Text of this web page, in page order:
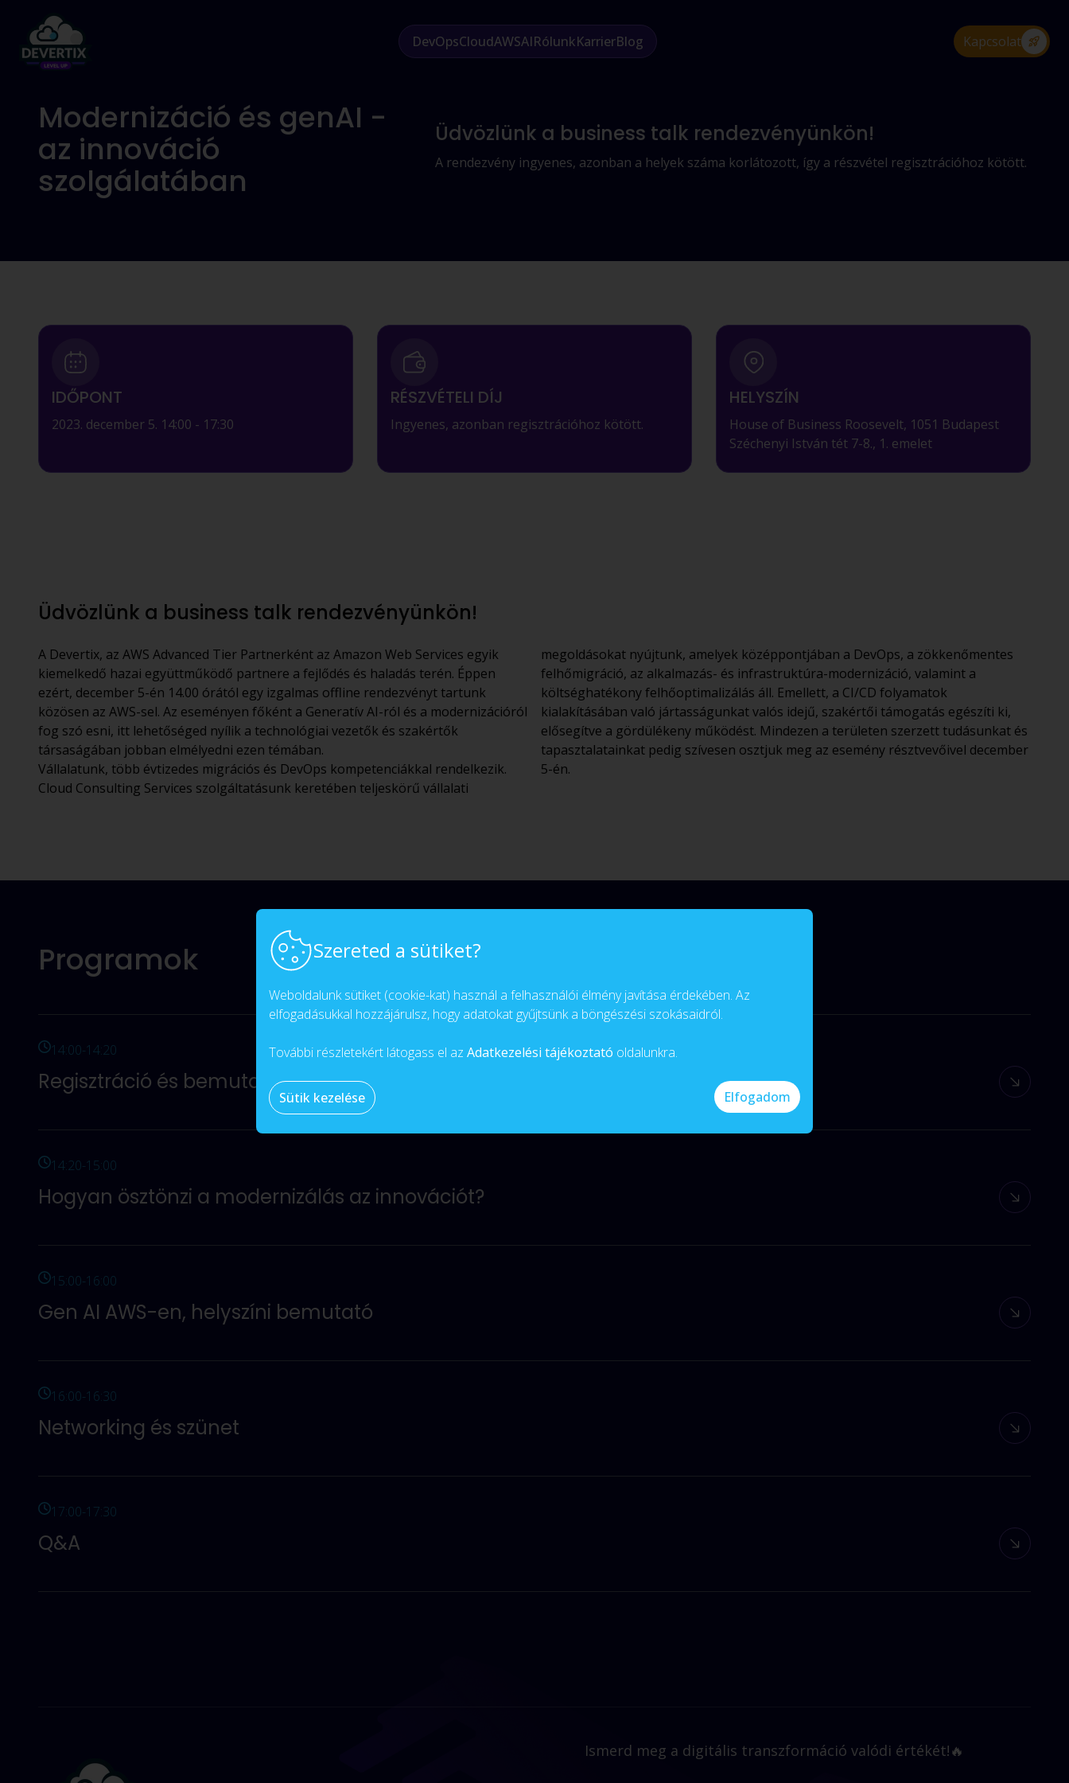
Kapcsolat
DevOpsCloudAWSAIRólunkKarrierBlog
Modernizáció és genAI -
az innováció
szolgálatában
Üdvözlünk a business talk rendezvényünkön!
A rendezvény ingyenes, azonban a helyek száma korlátozott, így a részvétel regisztrációhoz kötött.
IDŐPONT
2023. december 5. 14:00 - 17:30
RÉSZVÉTELI DÍJ
Ingyenes, azonban regisztrációhoz kötött.
HELYSZÍN
House of Business Roosevelt, 1051 Budapest
Széchenyi István tét 7-8., 1. emelet
Üdvözlünk a business talk rendezvényünkön!
A Devertix, az AWS Advanced Tier Partnerként az Amazon Web Services egyik
kiemelkedő hazai együttműködő partnere a fejlődés és haladás terén. Éppen
ezért, december 5-én 14.00 órától egy izgalmas offline rendezvényt tartunk
közösen az AWS-sel. Az eseményen főként a Generatív AI-ról és a modernizációról
fog szó esni, itt lehetőséged nyílik a technológiai vezetők és szakértők
társaságában jobban elmélyedni ezen témában.
Vállalatunk, több évtizedes migrációs és DevOps kompetenciákkal rendelkezik.
Cloud Consulting Services szolgáltatásunk keretében teljeskörű vállalati
megoldásokat nyújtunk, amelyek középpontjában a DevOps, a zökkenőmentes
felhőmigráció, az alkalmazás- és infrastruktúra-modernizáció, valamint a
költséghatékony felhőoptimalizálás áll. Emellett, a CI/CD folyamatok
kialakításában való jártasságunkat valós idejű, szakértői támogatás egészíti ki,
elősegítve a gördülékeny működést. Mindezen a területen szerzett tudásunkat és
tapasztalatainkat pedig szívesen osztjuk meg az esemény résztvevőivel december
5-én.
Programok
14:00-14:20
Regisztráció és bemutatkozás
Az AWS és Devertix rövid bemutatkozója, a nap témáinak és céljainak áttekintése.
14:20-15:00
Hogyan ösztönzi a modernizálás az innovációt?
az új technológiák bevezetése iránt. Az innováció hiányának igen súlyos ára lehet - ezzel azt kockázatjuk, hogy lemaradunk a folyamatosan megújuló
15:00-16:00
Gen AI AWS-en, helyszíni bemutató
16:00-16:30
Networking és szünet
17:00-17:30
Q&A
Ismerd meg a digitális transzformáció valódi értékét!🔥
Szereted a sütiket?
Weboldalunk sütiket (cookie-kat) használ a felhasználói élmény javítása érdekében. Az
elfogadásukkal hozzájárulsz, hogy adatokat gyűjtsünk a böngészési szokásaidról.
További részletekért látogass el az Adatkezelési tájékoztató oldalunkra.
Sütik kezelése Elfogadom